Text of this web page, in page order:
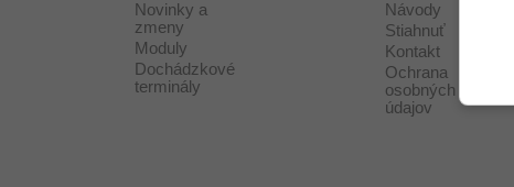
Novinky a
zmeny
Moduly
Dochádzkové
terminály
Návody
Stiahnuť
Kontakt
Ochrana
osobných
údajov